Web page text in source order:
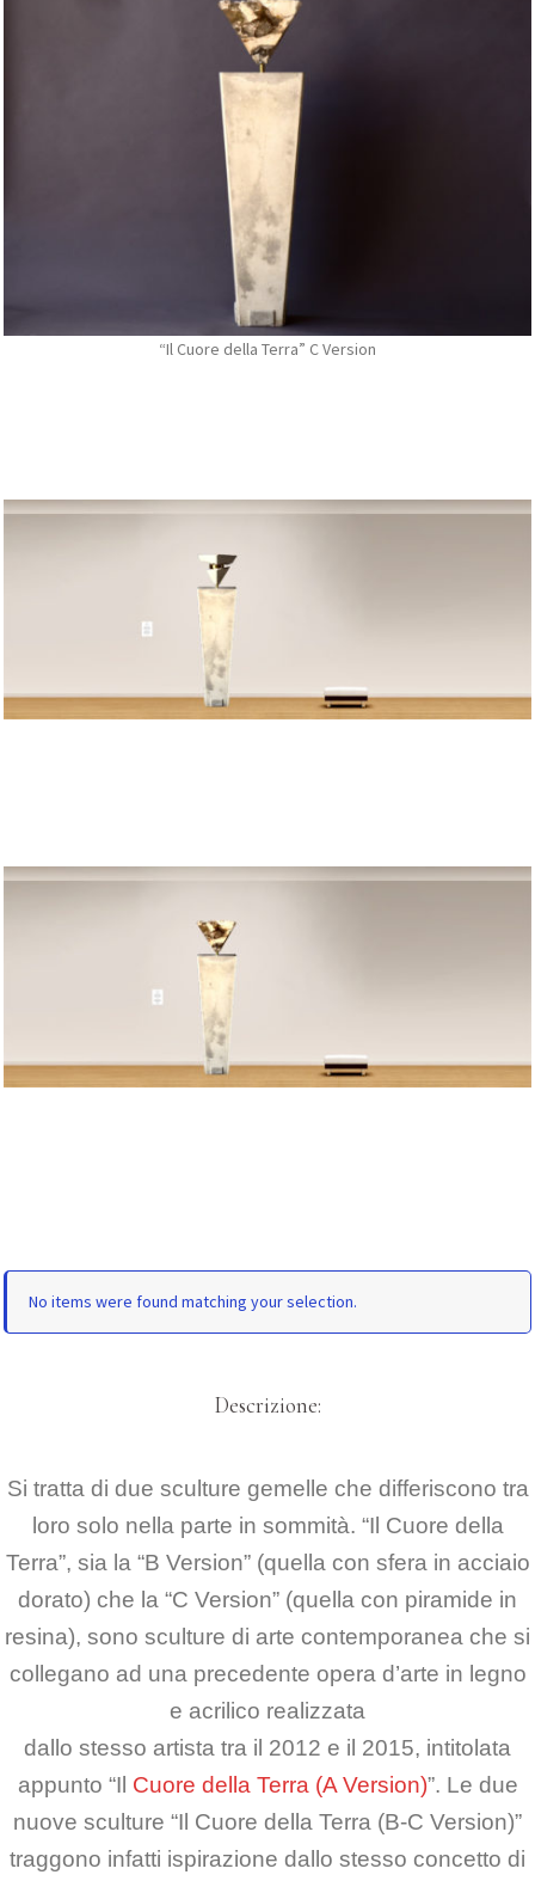
“Il Cuore della Terra” C Version
No items were found matching your selection.
Descrizione:
Si tratta di due sculture gemelle che differiscono tra
loro solo nella parte in sommità. “Il Cuore della
Terra”, sia la “B Version” (quella con sfera in acciaio
dorato) che la “C Version” (quella con piramide in
resina), sono sculture di arte contemporanea che si
collegano ad una precedente opera d’arte in legno
e acrilico realizzata
dallo stesso artista tra il 2012 e il 2015, intitolata
appunto “Il Cuore della Terra (A Version)”. Le due
nuove sculture “Il Cuore della Terra (B-C Version)”
traggono infatti ispirazione dallo stesso concetto di